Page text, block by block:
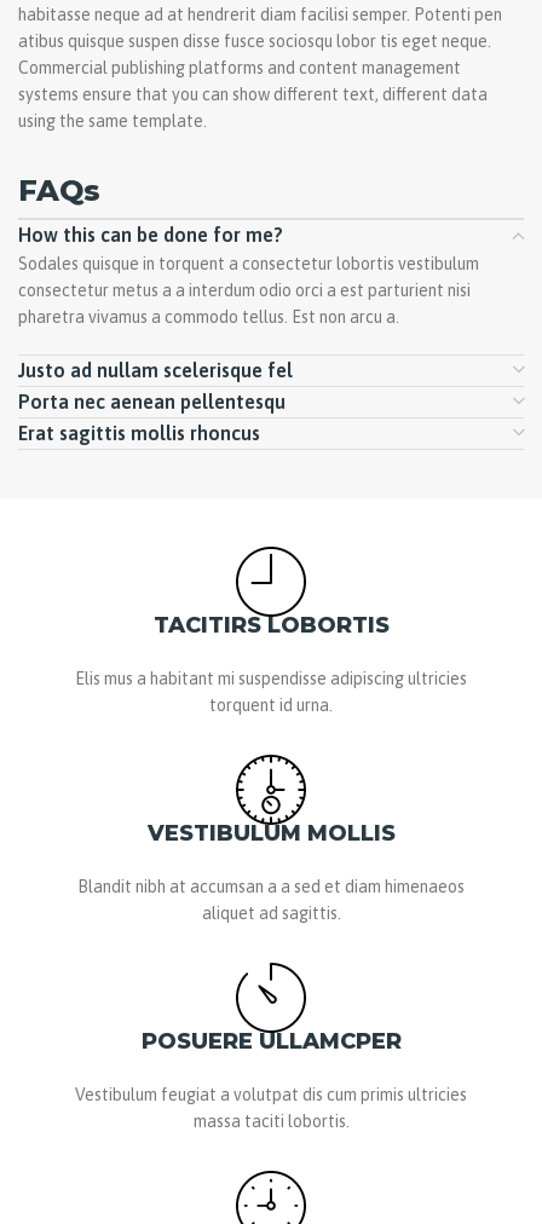
habitasse neque ad at hendrerit diam facilisi semper. Potenti pen
atibus quisque suspen disse fusce sociosqu lobor tis eget neque.
Commercial publishing platforms and content management
systems ensure that you can show different text, different data
using the same template.
FAQs
How this can be done for me?
Sodales quisque in torquent a consectetur lobortis vestibulum
consectetur metus a a interdum odio orci a est parturient nisi
pharetra vivamus a commodo tellus. Est non arcu a.
Justo ad nullam scelerisque fel
Porta nec aenean pellentesqu
Erat sagittis mollis rhoncus
TACITIRS LOBORTIS
Elis mus a habitant mi suspendisse adipiscing ultricies
torquent id urna.
VESTIBULUM MOLLIS
Blandit nibh at accumsan a a sed et diam himenaeos
aliquet ad sagittis.
POSUERE ULLAMCPER
Vestibulum feugiat a volutpat dis cum primis ultricies
massa taciti lobortis.